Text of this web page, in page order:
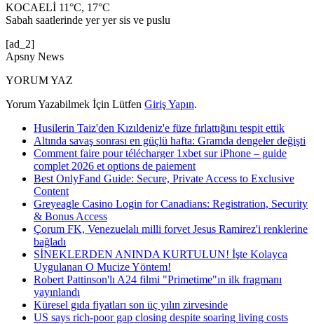
KOCAELİ 11°C, 17°C
Sabah saatlerinde yer yer sis ve puslu
[ad_2]
Apsny News
YORUM YAZ
Yorum Yazabilmek İçin Lütfen Giriş Yapın.
Husilerin Taiz'den Kızıldeniz'e füze fırlattığını tespit ettik
Altında savaş sonrası en güçlü hafta: Gramda dengeler değişti
Comment faire pour télécharger 1xbet sur iPhone – guide
complet 2026 et options de paiement
Best OnlyFand Guide: Secure, Private Access to Exclusive
Content
Greyeagle Casino Login for Canadians: Registration, Security
& Bonus Access
Çorum FK, Venezuelalı milli forvet Jesus Ramirez'i renklerine
bağladı
SİNEKLERDEN ANINDA KURTULUN! İşte Kolayca
Uygulanan O Mucize Yöntem!
Robert Pattinson'lı A24 filmi "Primetime"ın ilk fragmanı
yayınlandı
Küresel gıda fiyatları son üç yılın zirvesinde
US says rich-poor gap closing despite soaring living costs